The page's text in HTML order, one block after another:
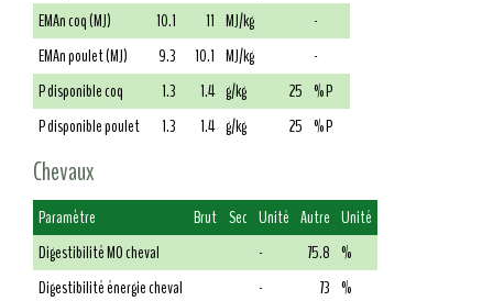
EMAn coq (MJ)
10.1 11 MJ/kg
-
EMAn poulet (MJ)
9.3 10.1 MJ/kg
-
P disponible coq
1.3 1.4 g/kg 25 % P
P disponible poulet
1.3 1.4 g/kg 25 % P
Chevaux
Paramètre Brut Sec Unité Autre Unité
Digestibilité MO cheval
- 75.8 %
Digestibilité énergie cheval
- 73 %